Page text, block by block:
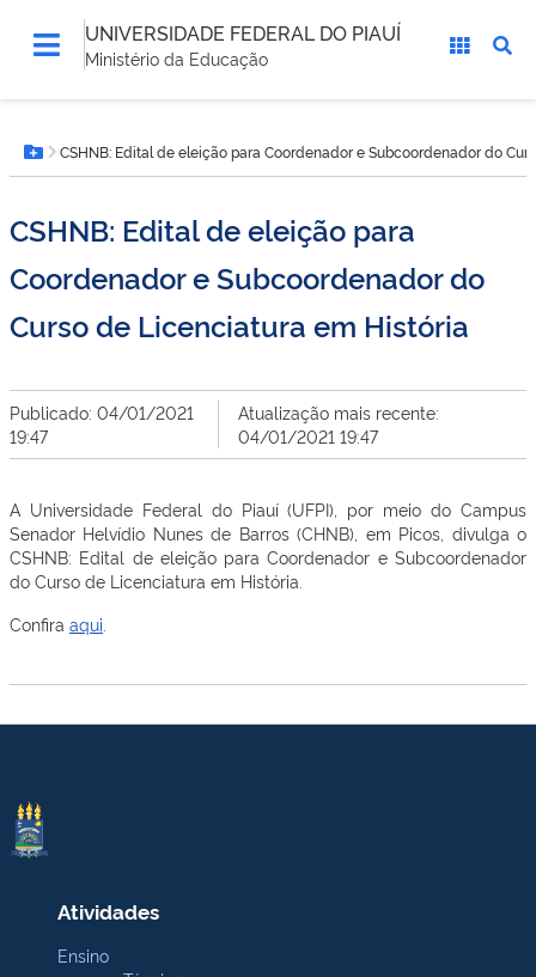
UNIVERSIDADE FEDERAL DO PIAUÍ
Ministério da Educação
está
aqui:Botão Menu
CSHNB: Edital de eleição para Coordenador e Subcoordenador do
CSHNB: Edital de eleição para
Coordenador e Subcoordenador do
Curso de Licenciatura em História
Publicado: 04/01/2021
19:47
Atualização mais recente:
04/01/2021 19:47
A Universidade Federal do Piauí (UFPI), por meio do Campus
Senador Helvídio Nunes de Barros (CHNB), em Picos, divulga o
CSHNB: Edital de eleição para Coordenador e Subcoordenador
do Curso de Licenciatura em História.
Confira aqui
Atividades
Ensino